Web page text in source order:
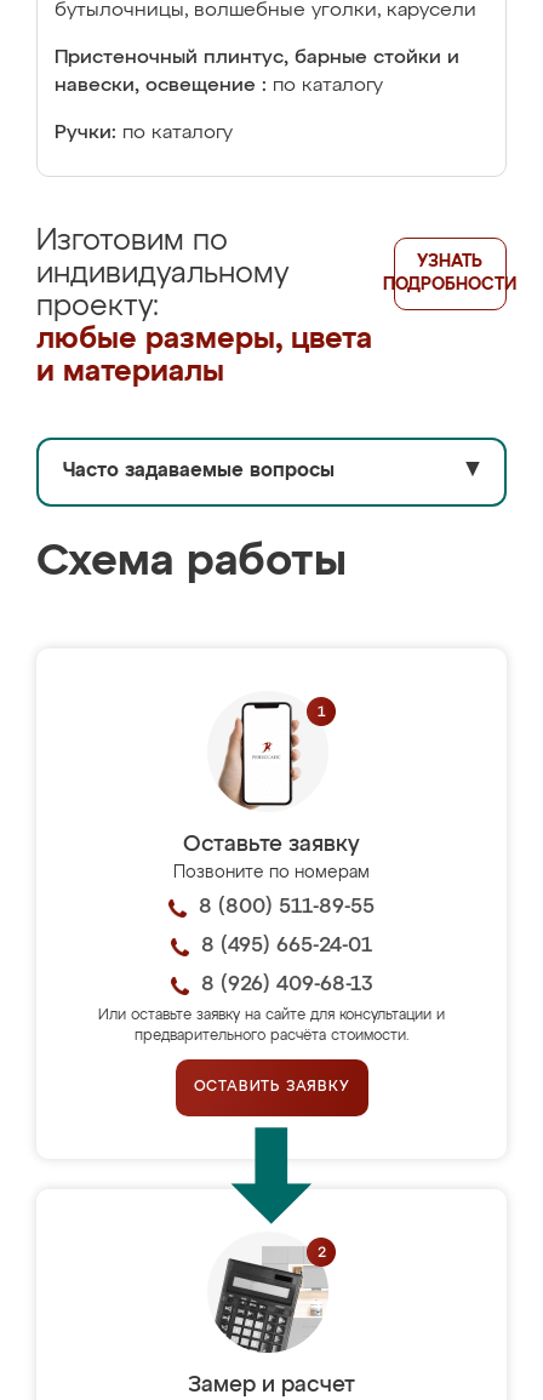
бутылочницы, волшебные уголки, карусели
Пристеночный плинтус, барные стойки и
навески, освещение : по каталогу
Ручки: по каталогу
Изготовим по
индивидуальному
проекту:
любые размеры, цвета
и материалы
УЗНАТЬ
ПОДРОБНОСТИ
Часто задаваемые вопросы ▼
Схема работы
Оставьте заявку
Позвоните по номерам
8 (800) 511-89-55
8 (495) 665-24-01
8 (926) 409-68-13
Или оставьте заявку на сайте для консультации и
предварительного расчёта стоимости.
ОСТАВИТЬ ЗАЯВКУ
Замер и расчет